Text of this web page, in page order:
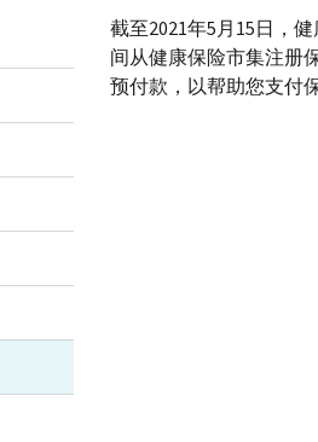
截至2021年5月15日，
间从健康保险市集注册
预付款，以帮助您支付